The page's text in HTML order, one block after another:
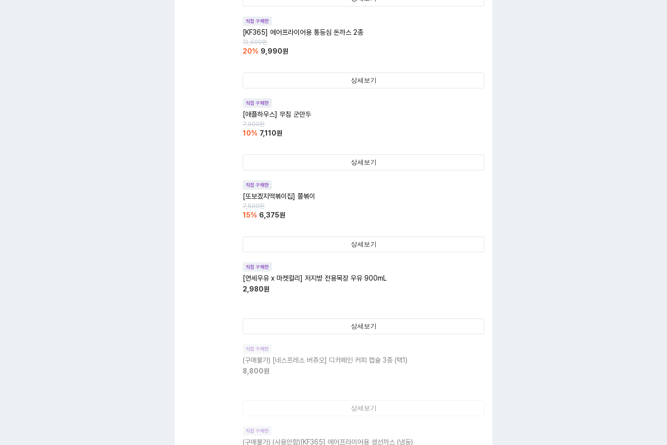
직접 구매한
[KF365] 에어프라이어용 통등심 돈까스 2종
12,590원
20% 9,990원
상세보기
직접 구매한
[애플하우스] 무침 군만두
7,900원
10% 7,110원
상세보기
직접 구매한
[또보겠지떡볶이집] 쫄볶이
7,500원
15% 6,375원
상세보기
직접 구매한
[연세우유 x 마켓컬리] 저지방 전용목장 우유 900mL
2,980원
상세보기
직접 구매한
(구매불가) [네스프레소 버츄오] 디카페인 커피 캡슐 3종 (택1)
8,800원
상세보기
직접 구매한
(구매불가) (사용안함)[KF365] 에어프라이어용 생선까스 (냉동)